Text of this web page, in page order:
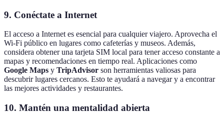
9. Conéctate a Internet
El acceso a Internet es esencial para cualquier viajero. Aprovecha el
Wi-Fi público en lugares como cafeterías y museos. Además,
considera obtener una tarjeta SIM local para tener acceso constante a
mapas y recomendaciones en tiempo real. Aplicaciones como
Google Maps y TripAdvisor son herramientas valiosas para
descubrir lugares cercanos. Esto te ayudará a navegar y a encontrar
las mejores actividades y restaurantes.
10. Mantén una mentalidad abierta